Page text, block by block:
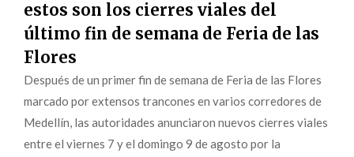
estos son los cierres viales del
último fin de semana de Feria de las
Flores
Después de un primer fin de semana de Feria de las Flores
marcado por extensos trancones en varios corredores de
Medellín, las autoridades anunciaron nuevos cierres viales
entre el viernes 7 y el domingo 9 de agosto por la